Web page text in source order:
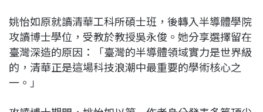
姚怡如原就讀清華工科所碩士班，後轉入半導體學院
攻讀博士學位，受教於教授吳永俊。她分享選擇留在
臺灣深造的原因：「臺灣的半導體領域實力是世界級
的，清華正是這場科技浪潮中最重要的學術核心之
一。」